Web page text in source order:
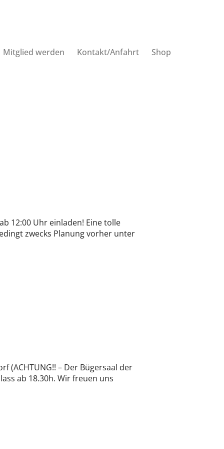
Mitglied werden Kontakt/Anfahrt Shop
12:00 Uhr einladen! Eine tolle
zwecks Planung vorher unter
(ACHTUNG!! – Der Bügersaal der
ab 18.30h. Wir freuen uns